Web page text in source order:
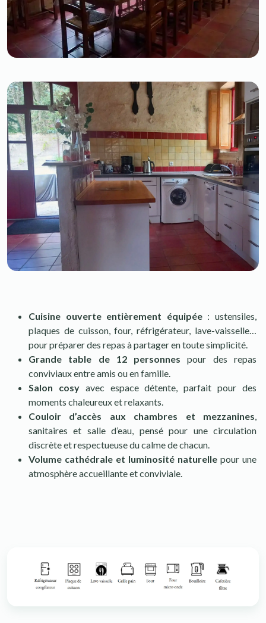
Cuisine ouverte entièrement équipée: ustensiles,
plaques de cuisson, four, réfrigérateur, lave-vaisselle…
pour préparer des repas à partager en toute simplicité.
Grande table de 12 personnes pour des repas
conviviaux entre amis ou en famille.
Salon cosyavec espace détente, parfait pour des
moments chaleureux et relaxants.
Couloir d’accès aux chambres et mezzanines
sanitaires et salle d’eau, pensé pour une circulation
discrète et respectueuse du calme de chacun.
Volume cathédrale et luminosité naturelle pour une
atmosphère accueillante et conviviale.